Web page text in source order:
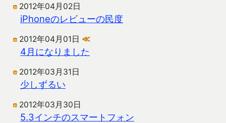
2012年04月02日
iPhoneのレビューの民度
2012年04月01日 ≪
4月になりました
2012年03月31日
少しずるい
2012年03月30日
5.3インチのスマートフォン